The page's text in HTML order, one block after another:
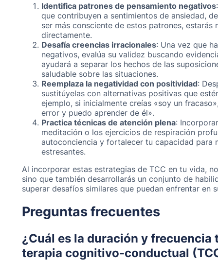
Identifica patrones de pensamiento negativos
que contribuyen a sentimientos de ansiedad,
ser más consciente de estos patrones,
directamente.
Desafía creencias irracionales: Una vez que
negativos, evalúa su validez buscando
ayudará a separar los hechos de las
saludable sobre las situaciones.
Reemplaza la negatividad con positividad:
sustitúyelas con alternativas positivas que
ejemplo, si inicialmente creías «soy un
error y puedo aprender de él».
Practica técnicas de atención plena:
meditación o los ejercicios de respiración
autoconciencia y fortalecer tu capacidad para
estresantes.
Al incorporar estas estrategias de TCC en tu vida,
sino que también desarrollarás un conjunto de
superar desafíos similares que puedan enfrentar en
Preguntas frecuentes
¿Cuál es la duración y frecuencia
terapia cognitivo-conductual